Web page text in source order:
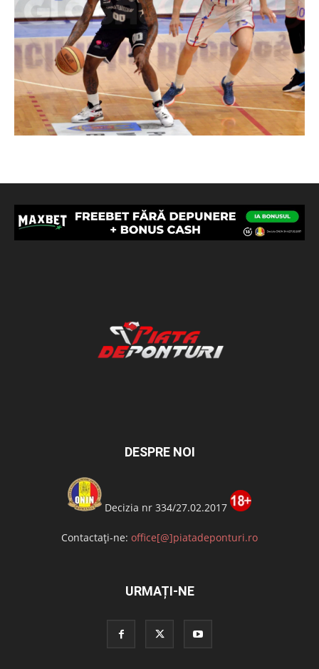
DESPRE NOI
Decizia nr 334/27.02.2017
Contactați-ne: office[@]piatadeponturi.ro
URMAȚI-NE